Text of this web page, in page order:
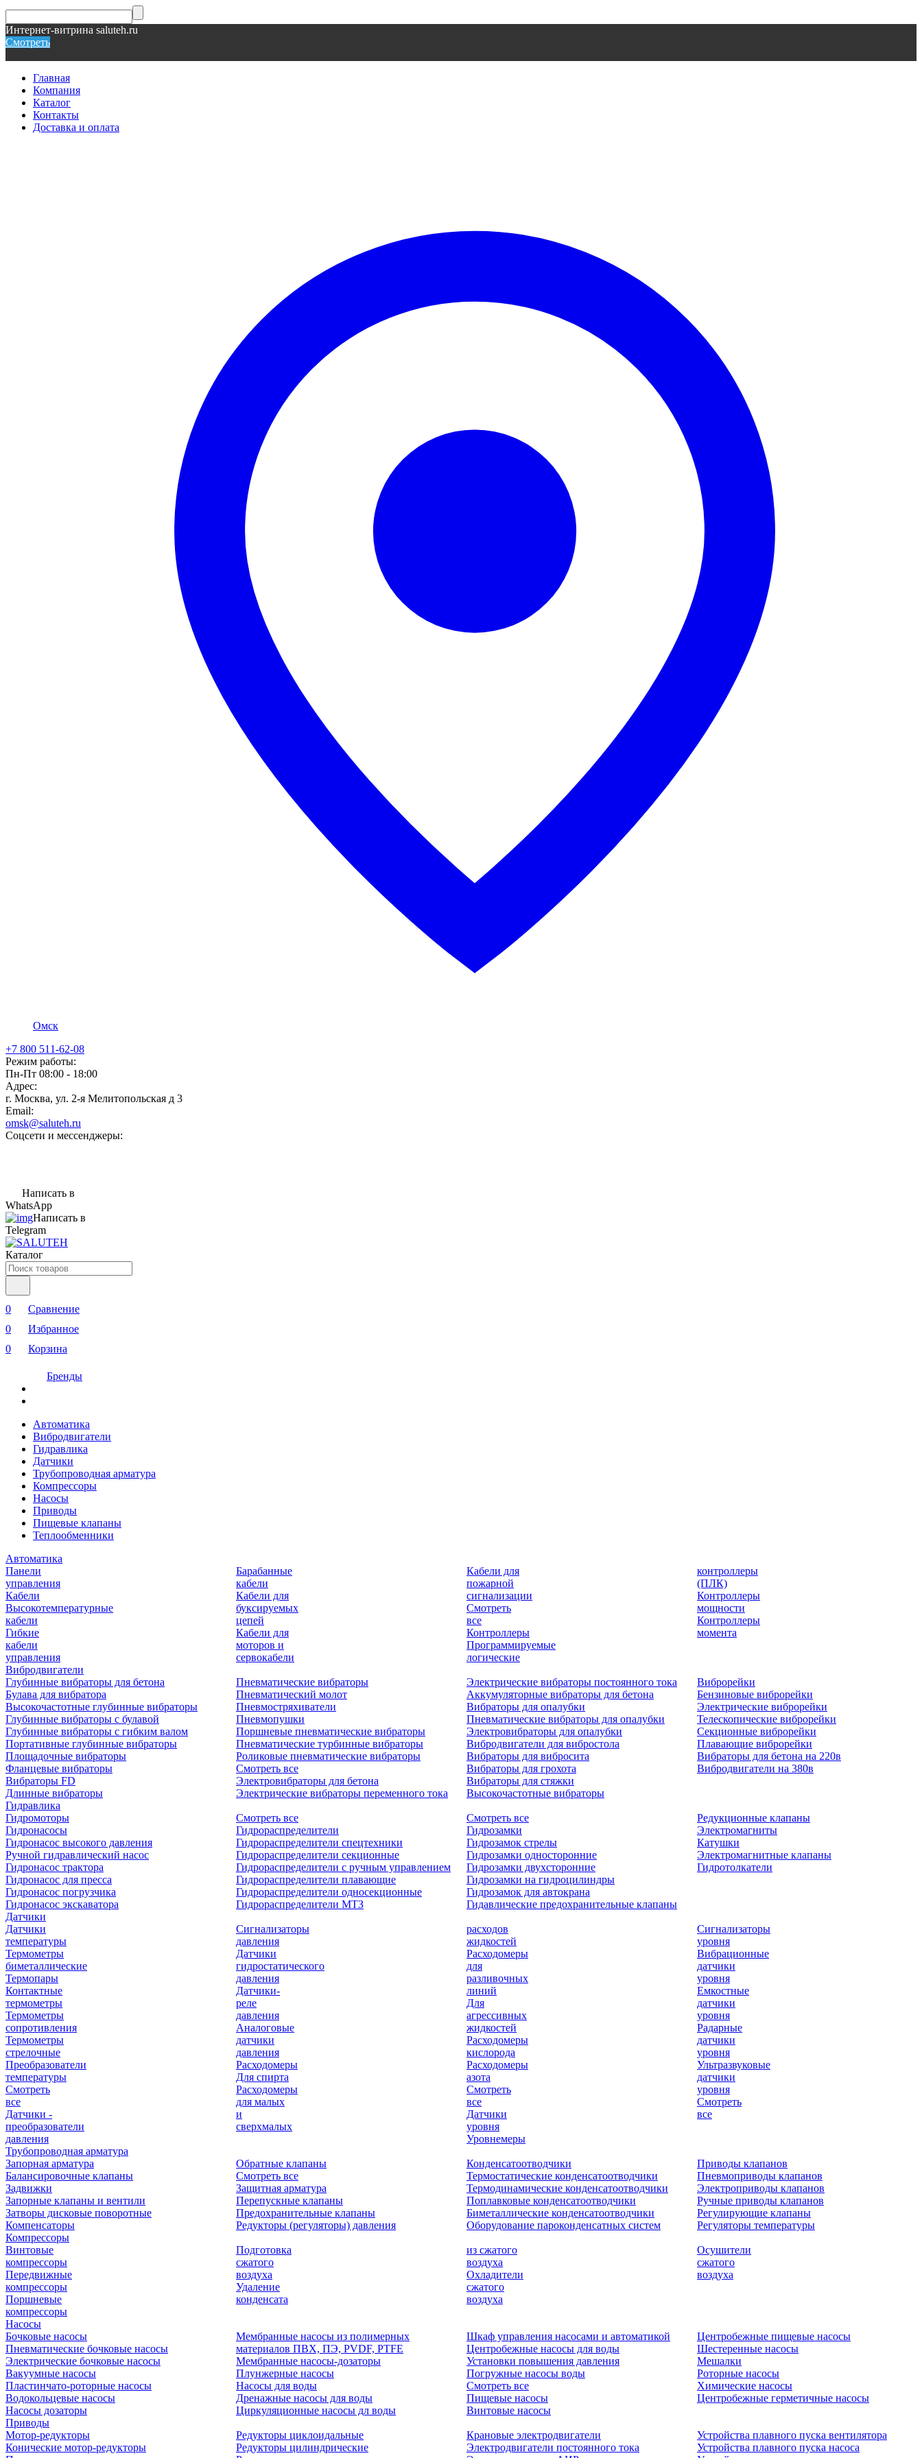
Интернет-витрина saluteh.ru
Смотреть
Главная
Компания
Каталог
Контакты
Доставка и оплата
Омск
+7 800 511-62-08
Режим работы:
Пн-Пт 08:00 - 18:00
Адрес:
г. Москва, ул. 2-я Мелитопольская д 3
Email:
omsk@saluteh.ru
Соцсети и мессенджеры:
Написать в
WhatsApp
Написать в
Telegram
Каталог
0
Сравнение
0
Избранное
0
Корзина
Бренды
Автоматика
Вибродвигатели
Гидравлика
Датчики
Трубопроводная арматура
Компрессоры
Насосы
Приводы
Пищевые клапаны
Теплообменники
Автоматика
Панели
управления
Кабели
Высокотемпературные
кабели
Гибкие
кабели
управления
Барабанные
кабели
Кабели для
буксируемых
цепей
Кабели для
моторов и
сервокабели
Кабели для
пожарной
сигнализации
Смотреть
все
Контроллеры
Программируемые
логические
контроллеры
(ПЛК)
Контроллеры
мощности
Контроллеры
момента
Вибродвигатели
Глубинные вибраторы для бетона
Булава для вибратора
Высокочастотные глубинные вибраторы
Глубинные вибраторы с булавой
Глубинные вибраторы с гибким валом
Портативные глубинные вибраторы
Площадочные вибраторы
Фланцевые вибраторы
Вибраторы FD
Длинные вибраторы
Пневматические вибраторы
Пневматический молот
Пневмостряхиватели
Пневмопушки
Поршневые пневматические вибраторы
Пневматические турбинные вибраторы
Роликовые пневматические вибраторы
Смотреть все
Электровибраторы для бетона
Электрические вибраторы переменного тока
Электрические вибраторы постоянного тока
Аккумуляторные вибраторы для бетона
Вибраторы для опалубки
Пневматические вибраторы для опалубки
Электровибраторы для опалубки
Вибродвигатели для вибростола
Вибраторы для вибросита
Вибраторы для грохота
Вибраторы для стяжки
Высокочастотные вибраторы
Виброрейки
Бензиновые виброрейки
Электрические виброрейки
Телескопические виброрейки
Секционные виброрейки
Плавающие виброрейки
Вибраторы для бетона на 220в
Вибродвигатели на 380в
Гидравлика
Гидромоторы
Гидронасосы
Гидронасос высокого давления
Ручной гидравлический насос
Гидронасос трактора
Гидронасос для пресса
Гидронасос погрузчика
Гидронасос экскаватора
Смотреть все
Гидрораспределители
Гидрораспределители спецтехники
Гидрораспределители секционные
Гидрораспределители с ручным управлением
Гидрораспределители плавающие
Гидрораспределители односекционные
Гидрораспределители МТЗ
Смотреть все
Гидрозамки
Гидрозамок стрелы
Гидрозамки односторонние
Гидрозамки двухсторонние
Гидрозамки на гидроцилиндры
Гидрозамок для автокрана
Гидавлические предохранительные клапаны
Редукционные клапаны
Электромагниты
Катушки
Электромагнитные клапаны
Гидротолкатели
Датчики
Датчики
температуры
Термометры
биметаллические
Термопары
Контактные
термометры
Термометры
сопротивления
Термометры
стрелочные
Преобразователи
температуры
Смотреть
все
Датчики -
преобразователи
давления
Сигнализаторы
давления
Датчики
гидростатического
давления
Датчики-
реле
давления
Аналоговые
датчики
давления
Расходомеры
Для спирта
Расходомеры
для малых
и
сверхмалых
расходов
жидкостей
Расходомеры
для
разливочных
линий
Для
агрессивных
жидкостей
Расходомеры
кислорода
Расходомеры
азота
Смотреть
все
Датчики
уровня
Уровнемеры
Сигнализаторы
уровня
Вибрационные
датчики
уровня
Емкостные
датчики
уровня
Радарные
датчики
уровня
Ультразвуковые
датчики
уровня
Смотреть
все
Трубопроводная арматура
Запорная арматура
Балансировочные клапаны
Задвижки
Запорные клапаны и вентили
Затворы дисковые поворотные
Компенсаторы
Обратные клапаны
Смотреть все
Защитная арматура
Перепускные клапаны
Предохранительные клапаны
Редукторы (регуляторы) давления
Конденсатоотводчики
Термостатические конденсатоотводчики
Термодинамические конденсатоотводчики
Поплавковые конденсатоотводчики
Биметаллические конденсатоотводчики
Оборудование пароконденсатных систем
Приводы клапанов
Пневмоприводы клапанов
Электроприводы клапанов
Ручные приводы клапанов
Регулирующие клапаны
Регуляторы температуры
Компрессоры
Винтовые
компрессоры
Передвижные
компрессоры
Поршневые
компрессоры
Подготовка
сжатого
воздуха
Удаление
конденсата
из сжатого
воздуха
Охладители
сжатого
воздуха
Осушители
сжатого
воздуха
Насосы
Бочковые насосы
Пневматические бочковые насосы
Электрические бочковые насосы
Вакуумные насосы
Пластинчато-роторные насосы
Водокольцевые насосы
Насосы дозаторы
Мембранные насосы из полимерных
материалов ПВХ, ПЭ, PVDF, PTFE
Мембранные насосы-дозаторы
Плунжерные насосы
Насосы для воды
Дренажные насосы для воды
Циркуляционные насосы дл воды
Шкаф управления насосами и автоматикой
Центробежные насосы для воды
Установки повышения давления
Погружные насосы воды
Смотреть все
Пищевые насосы
Винтовые насосы
Центробежные пищевые насосы
Шестеренные насосы
Мешалки
Роторные насосы
Химические насосы
Центробежные герметичные насосы
Приводы
Мотор-редукторы
Конические мотор-редукторы
Редукторы циклоидальные
Редукторы цилиндрические
Крановые электродвигатели
Электродвигатели постоянного тока
Устройства плавного пуска вентилятора
Устройства плавного пуска насоса